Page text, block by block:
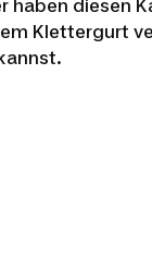
haben diesen
Klettergurt